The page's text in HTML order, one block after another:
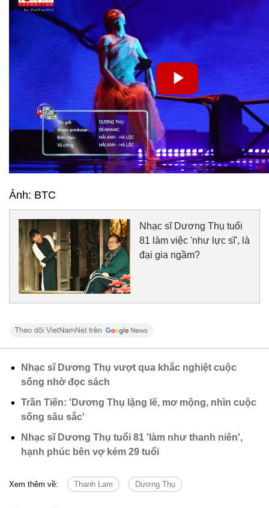
Ảnh: BTC
Nhạc sĩ Dương Thụ tuổi
81 làm việc 'như lực sĩ', là
đại gia ngầm?
Nhạc sĩ Dương Thụ vượt qua khắc nghiệt cuộc
sống nhờ đọc sách
Trần Tiến: 'Dương Thụ lặng lẽ, mơ mộng, nhìn cuộc
sống sâu sắc'
Nhạc sĩ Dương Thụ tuổi 81 'làm như thanh niên',
hạnh phúc bên vợ kém 29 tuổi
Xem thêm về: Thanh Lam Dương Thụ